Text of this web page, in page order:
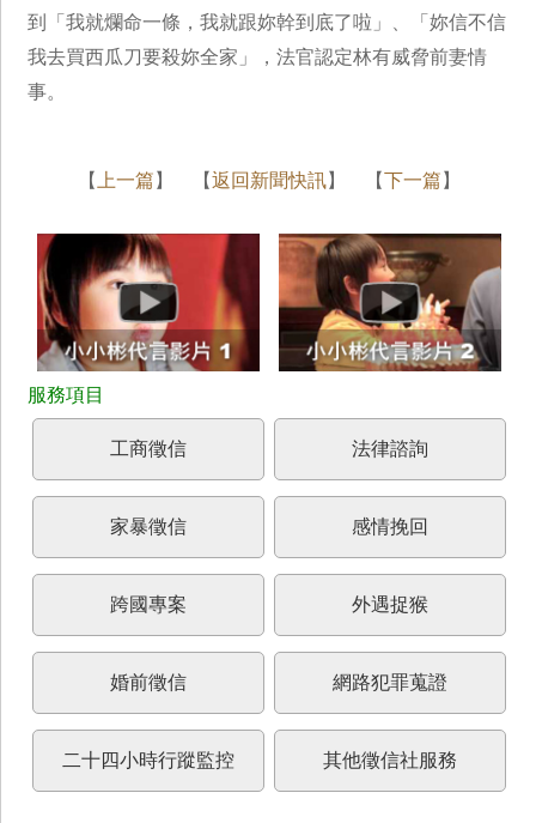
到「我就爛命一條，我就跟妳幹到底了啦」、「妳信不信
我去買西瓜刀要殺妳全家」，法官認定林有威脅前妻情
事。
【 上一篇 】 【返回新聞快訊】 【下一篇 】
工商徵信 法律諮詢
家暴徵信 感情挽回
跨國專案 外遇捉猴
婚前徵信 網路犯罪蒐證
二十四小時行蹤監控 其他徵信社服務